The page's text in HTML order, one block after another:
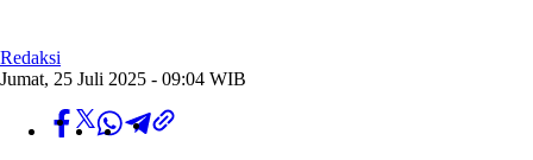
Redaksi
Jumat, 25 Juli 2025 - 09:04 WIB